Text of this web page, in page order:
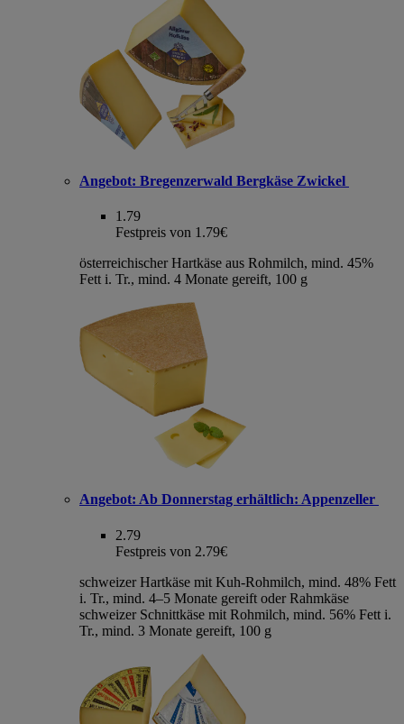
Angebot: Bregenzerwald Bergkäse Zwickel
1.79
Festpreis von 1.79€
österreichischer Hartkäse aus Rohmilch, mind. 45%
Fett i. Tr., mind. 4 Monate gereift, 100 g
Angebot: Ab Donnerstag erhältlich: Appenzeller
2.79
Festpreis von 2.79€
schweizer Hartkäse mit Kuh-Rohmilch, mind. 48% Fett
i. Tr., mind. 4–5 Monate gereift oder Rahmkäse
schweizer Schnittkäse mit Rohmilch, mind. 56% Fett i.
Tr., mind. 3 Monate gereift, 100 g